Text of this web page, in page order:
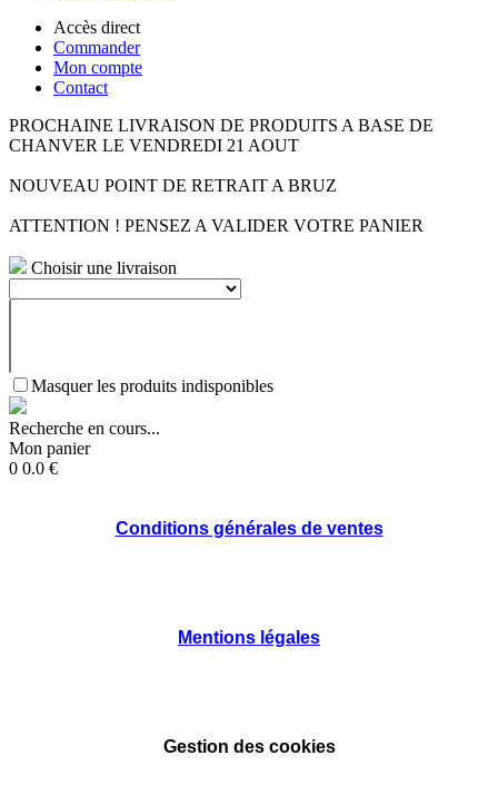
Accès direct
Commander
Mon compte
Contact
PROCHAINE LIVRAISON DE PRODUITS A BASE DE
CHANVER LE VENDREDI 21 AOUT
NOUVEAU POINT DE RETRAIT A BRUZ
ATTENTION ! PENSEZ A VALIDER VOTRE PANIER
Choisir une livraison
Masquer les produits indisponibles
Recherche en cours...
Mon panier
0 0.0 €
Conditions générales de ventes
Mentions légales
Gestion des cookies